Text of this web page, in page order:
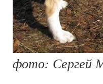
фото: Сергей